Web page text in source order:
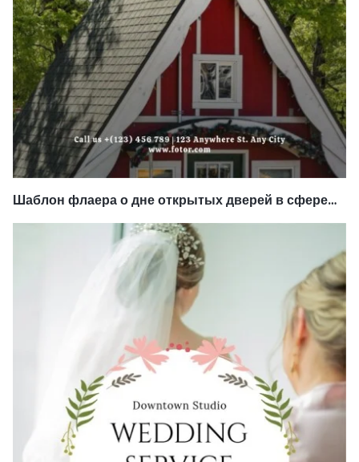
Шаблон флаера о дне открытых дверей в сфере
недвижимости